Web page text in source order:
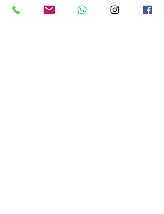
des commentaires sur le site, vous pouvez
demander à recevoir un fichier contenant